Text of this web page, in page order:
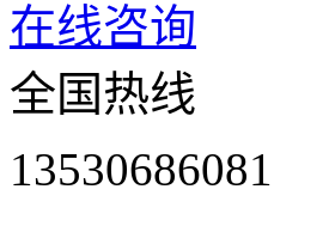
在线咨询
全国热线
13530686081